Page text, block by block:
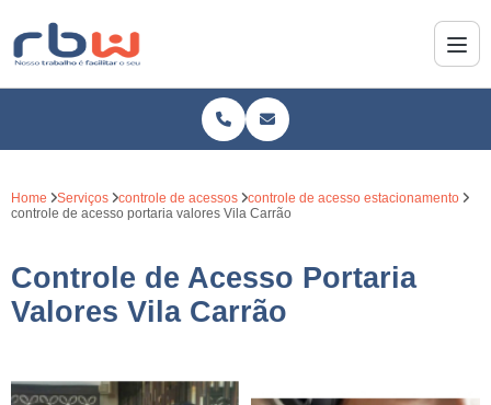
Home Serviços controle de acessos
controle de acesso estacionamento
controle de acesso portaria valores Vila Carrão
Controle de Acesso Portaria
Valores Vila Carrão